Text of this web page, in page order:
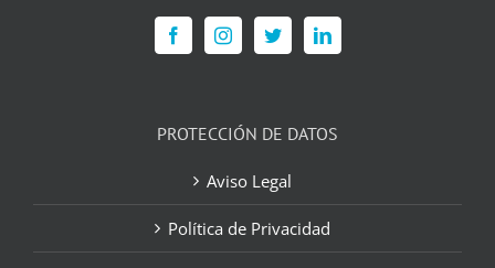
PROTECCIÓN DE DATOS
Aviso Legal
Política de Privacidad